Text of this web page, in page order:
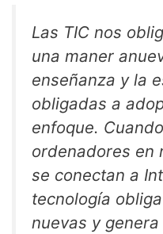
Las TIC nos
una maner
enseñanza y la
obligadas a
enfoque.
ordenadores en
se conectan a
tecnología
nuevas y